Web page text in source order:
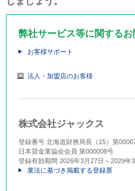
弊社サービス等に関する
お客様サポート
法人・加盟店のお客様
株式会社ジャックス
登録番号 北海道財務局長（15）第
日本貸金業協会会員 第000008号
登録有効期間 2026年3月27日～2029年
業法に基づき掲載する登録票